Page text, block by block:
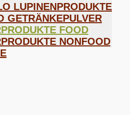
LUPINENPRODUKTE
GETRÄNKEPULVER
FOOD
NONFOOD